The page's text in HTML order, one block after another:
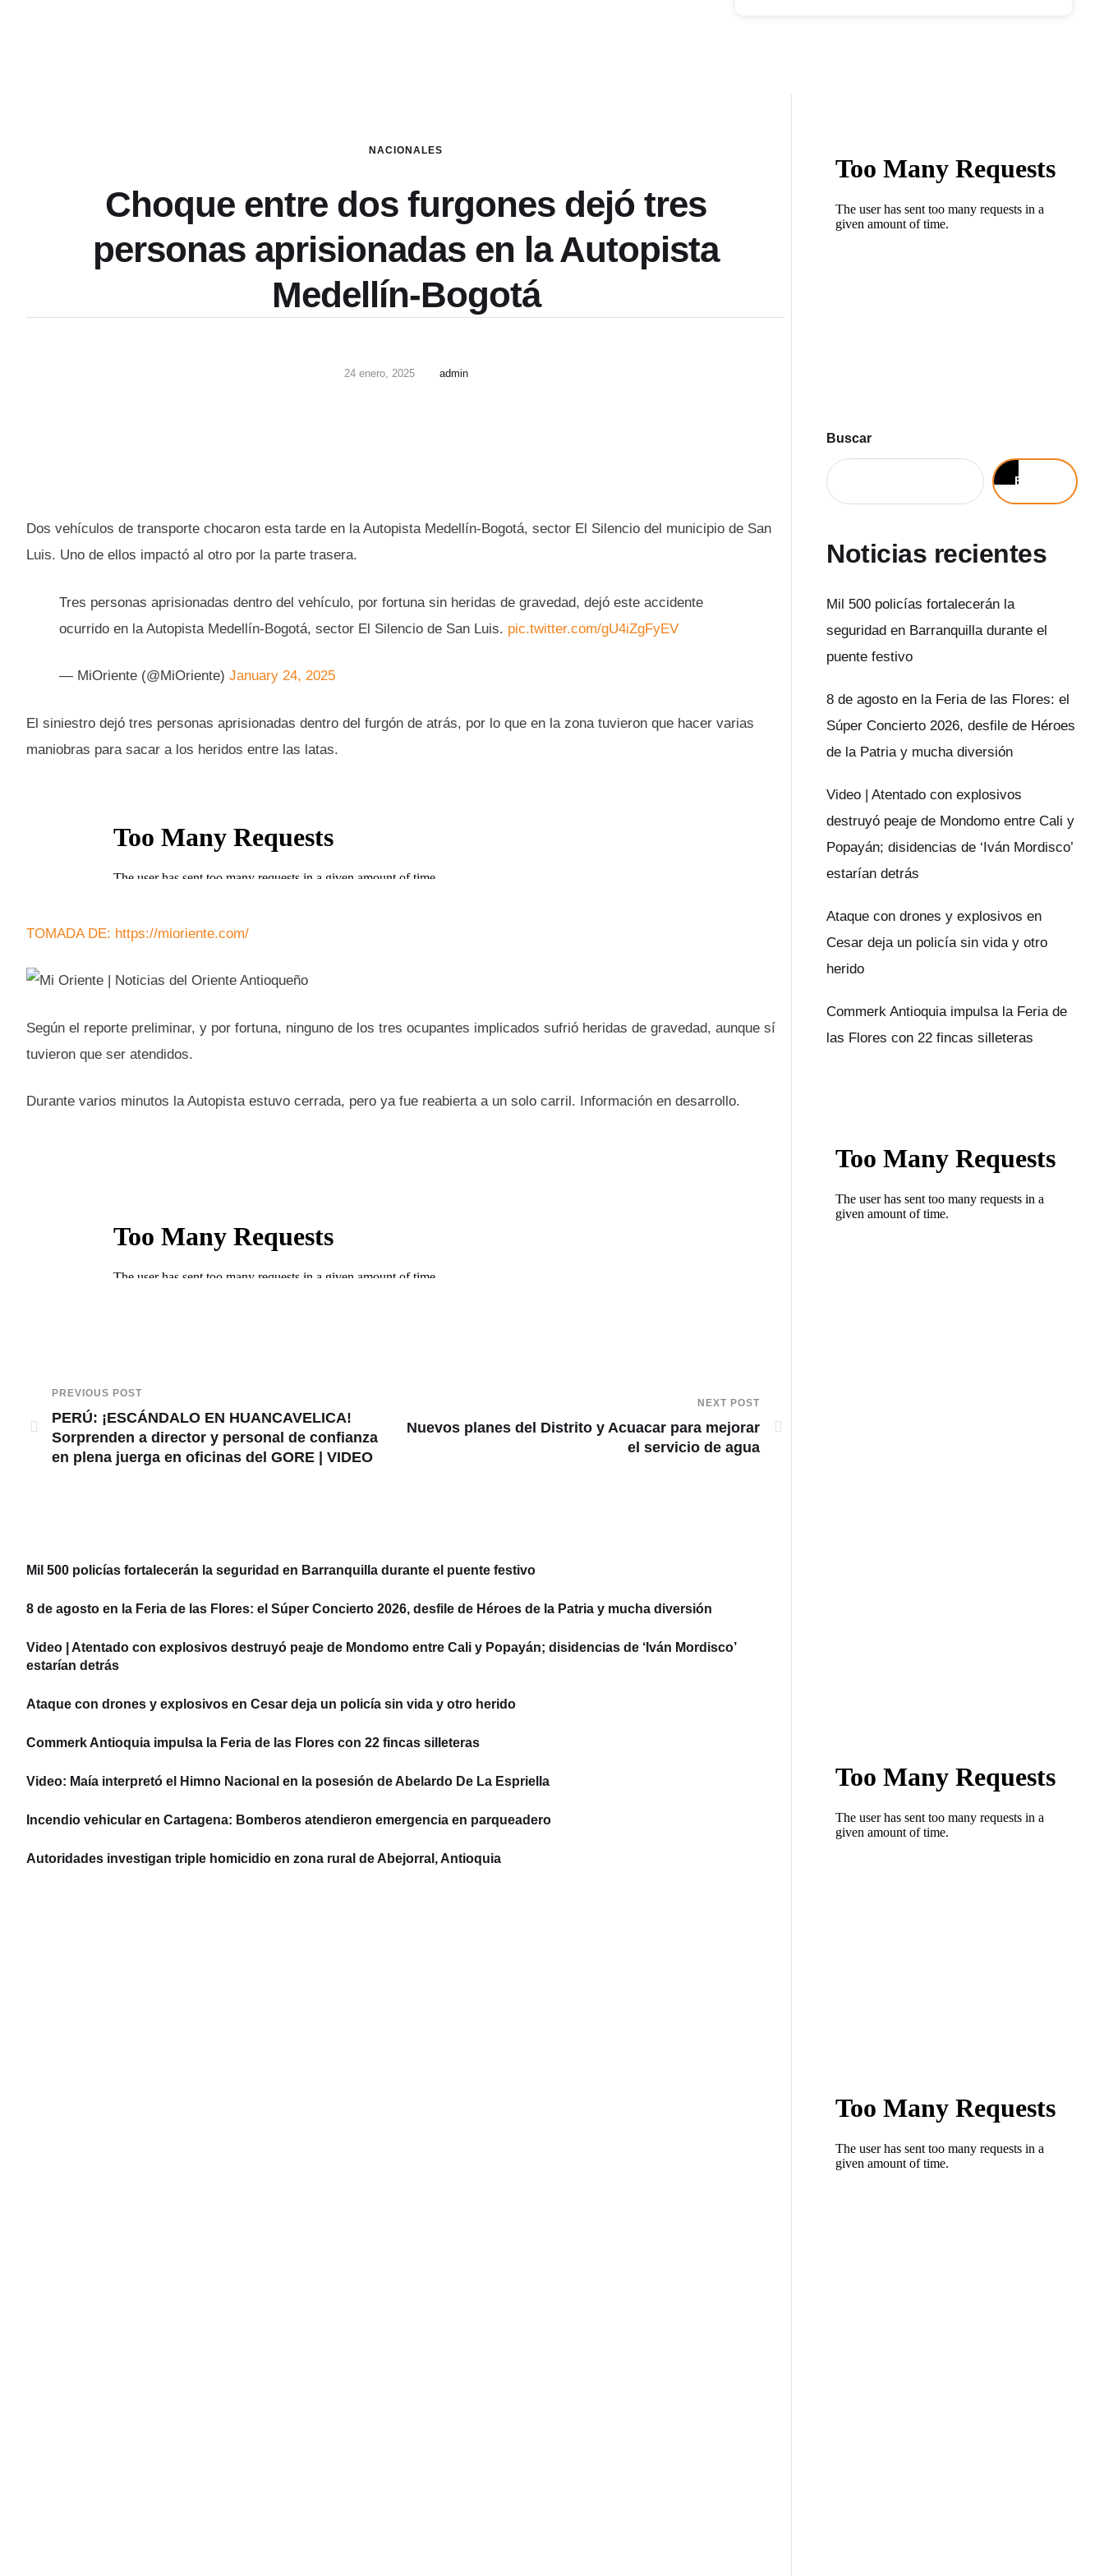
NACIONALES
Choque entre dos furgones dejó tres
personas aprisionadas en la Autopista
Medellín-Bogotá
24 enero, 2025 admin
Dos vehículos de transporte chocaron esta tarde en la Autopista Medellín-Bogotá, sector El Silencio del municipio de San
Luis. Uno de ellos impactó al otro por la parte trasera.
Tres personas aprisionadas dentro del vehículo, por fortuna sin heridas de gravedad, dejó este accidente
ocurrido en la Autopista Medellín-Bogotá, sector El Silencio de San Luis. pic.twitter.com/gU4iZgFyEV
— MiOriente (@MiOriente) January 24, 2025
El siniestro dejó tres personas aprisionadas dentro del furgón de atrás, por lo que en la zona tuvieron que hacer varias
maniobras para sacar a los heridos entre las latas.
TOMADA DE: https://mioriente.com/
Según el reporte preliminar, y por fortuna, ninguno de los tres ocupantes implicados sufrió heridas de gravedad, aunque sí
tuvieron que ser atendidos.
Durante varios minutos la Autopista estuvo cerrada, pero ya fue reabierta a un solo carril. Información en desarrollo.
PREVIOUS POST
PERÚ: ¡ESCÁNDALO EN HUANCAVELICA!
Sorprenden a director y personal de confianza
en plena juerga en oficinas del GORE | VIDEO
NEXT POST
Nuevos planes del Distrito y Acuacar para mejorar
el servicio de agua
Mil 500 policías fortalecerán la seguridad en Barranquilla durante el puente festivo
8 de agosto en la Feria de las Flores: el Súper Concierto 2026, desfile de Héroes de la Patria y mucha diversión
Video | Atentado con explosivos destruyó peaje de Mondomo entre Cali y Popayán; disidencias de ‘Iván Mordisco’
estarían detrás
Ataque con drones y explosivos en Cesar deja un policía sin vida y otro herido
Commerk Antioquia impulsa la Feria de las Flores con 22 fincas silleteras
Video: Maía interpretó el Himno Nacional en la posesión de Abelardo De La Espriella
Incendio vehicular en Cartagena: Bomberos atendieron emergencia en parqueadero
Autoridades investigan triple homicidio en zona rural de Abejorral, Antioquia
Buscar
Buscar
Noticias recientes
Mil 500 policías fortalecerán la
seguridad en Barranquilla durante el
puente festivo
8 de agosto en la Feria de las Flores: el
Súper Concierto 2026, desfile de Héroes
de la Patria y mucha diversión
Video | Atentado con explosivos
destruyó peaje de Mondomo entre Cali y
Popayán; disidencias de ‘Iván Mordisco’
estarían detrás
Ataque con drones y explosivos en
Cesar deja un policía sin vida y otro
herido
Commerk Antioquia impulsa la Feria de
las Flores con 22 fincas silleteras